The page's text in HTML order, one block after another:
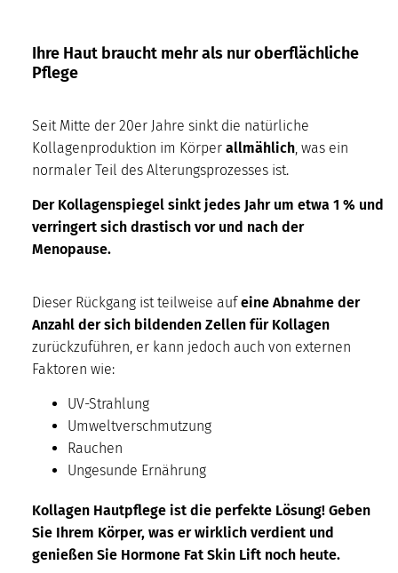
Ihre Haut braucht mehr als nur oberflächliche
Pflege
Seit Mitte der 20er Jahre sinkt die natürliche
Kollagenproduktion im Körper allmählich , was ein
normaler Teil des Alterungsprozesses ist.
Der Kollagenspiegel sinkt jedes Jahr um etwa 1 % und
verringert sich drastisch vor und nach der
Menopause.
Dieser Rückgang ist teilweise aufeine Abnahme der
Anzahl der sich bildenden Zellen für Kollagen
zurückzuführen, er kann jedoch auch von externen
Faktoren wie:
UV-Strahlung
Umweltverschmutzung
Rauchen
Ungesunde Ernährung
Kollagen Hautpflege ist die perfekte Lösung! Geben
Sie Ihrem Körper, was er wirklich verdient und
genießen Sie Hormone Fat Skin Lift noch heute.